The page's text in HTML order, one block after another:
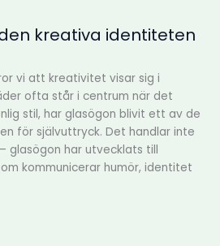
kreativa identiteten
vi att kreativitet visar sig i
ofta står i centrum när det
stil, har glasögon blivit ett av de
för självuttryck. Det handlar inte
glasögon har utvecklats till
kommunicerar humör, identitet